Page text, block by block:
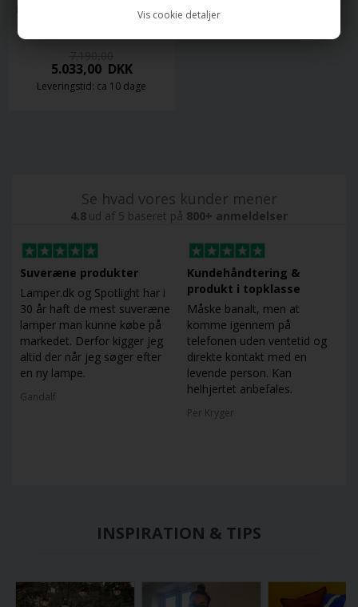
Vis cookie detaljer
NEW WAVE OPTIC VÆGLAMPE
5.033,00DKK
Leveringstid: ca 10 dage
Se hvad vores kunder mener
4.8 ud af 5 baseret på 800+ anmeldelser
Suveræne produkter
Lamper.dk og Spotlight har i
30 år haft de mest suveræne
lamper man kunne købe på
markedet. Derfor kigger jeg
altid der når jeg søger efter
en ny lampe.
Gandalf
Kundehåndtering &
produkt i topklasse
Måske banalt, men at
komme igennem på
telefonen uden ventetid og
direkte kontakt med en
levende person. Kan
helhjertet anbefales.
Per Kryger
INSPIRATION & TIPS